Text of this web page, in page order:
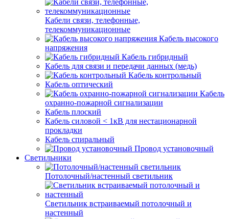
Кабели связи, телефонные,
телекоммуникационные
Кабель высокого
напряжения
Кабель гибридный
Кабель для связи и передачи данных (медь)
Кабель контрольный
Кабель оптический
Кабель
охранно-пожарной сигнализации
Кабель плоский
Кабель силовой < 1кВ для нестационарной
прокладки
Кабель спиральный
Провод установочный
Светильники
Потолочный/настенный светильник
Светильник встраиваемый потолочный и
настенный